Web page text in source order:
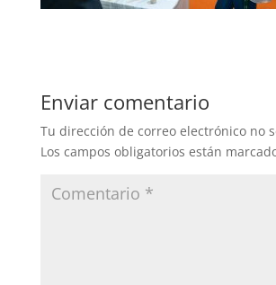
Enviar comentario
Tu dirección de correo electrónico no
Los campos obligatorios están